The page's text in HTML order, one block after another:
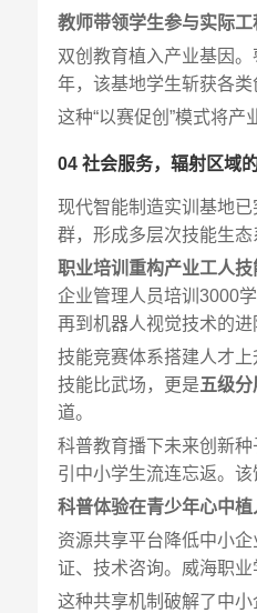
教师带领学生参与实际工
双创教育植入产业基因
年，该基地学生斩获各类
这种“以赛促创”模式将产
04 社会服务，辐射区域
现代智能制造实训基地
群，形成多层次技能生态
职业培训重构产业工人技
企业管理人员培训3000
再到机器人视觉技术的进
技能竞赛体系搭建人才
技能比武场，更是五级
道。
科普教育播下未来创新
引中小学生流连忘返。该
科普体验在青少年心中
资源共享平台降低中小
证、技术咨询。威海职
这种共享机制破解了中小